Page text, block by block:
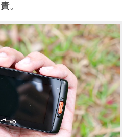
責。